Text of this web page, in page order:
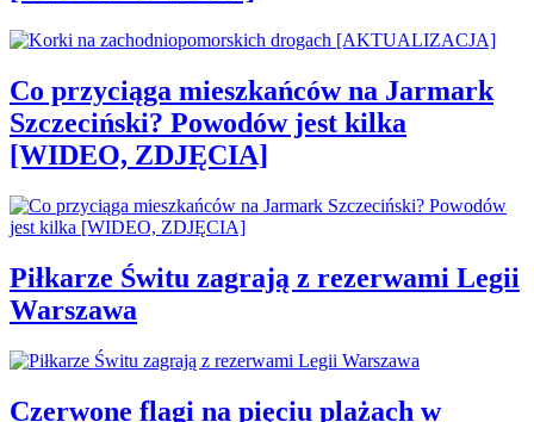
Co przyciąga mieszkańców na Jarmark
Szczeciński? Powodów jest kilka
[WIDEO, ZDJĘCIA]
Piłkarze Świtu zagrają z rezerwami Legii
Warszawa
Czerwone flagi na pięciu plażach w